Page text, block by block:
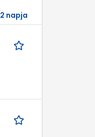
2 napja